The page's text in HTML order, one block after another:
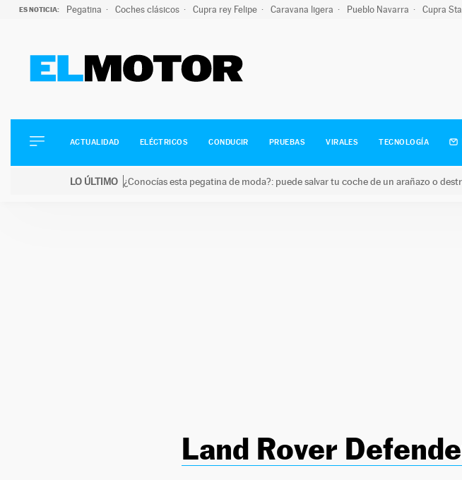
ES NOTICIA: Pegatina Coches clásicos Cupra rey Felipe Caravana ligera Pueblo Navarra Cupra
ELÉCTRICOS
CONDUCIR
ACTUALIDAD ELÉCTRICOS CONDUCIR PRUEBAS VIRALES TECNOLOGÍA
LO ÚLTIMO ¿Conocías esta pegatina de moda?: puede salvar tu coche de un arañazo o
Land Rover